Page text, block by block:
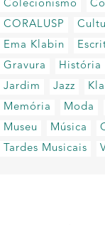
Colecionismo
CORALUSP
Ema Klabin
Gravura
História
Jardim
Jazz
Memória
Moda
Museu
Música
Tardes Musicais